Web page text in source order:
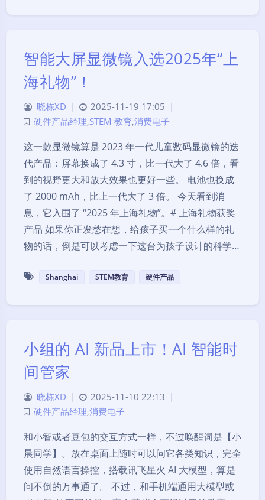
智能大屏显微镜入选2025年“上
海礼物”！
晓栋XD | 2025-11-19 17:05 |
硬件产品经理,STEM 教育,消费电子
这一款显微镜算是 2023 年一代儿童数码显微镜的迭
代产品：屏幕换成了 4.3 寸，比一代大了 4.6 倍，看
到的视野更大和放大效果也更好一些。 电池也换成
了 2000 mAh，比上一代大了 3 倍。 今天看到消
息，它入围了 “2025 年上海礼物”。# 上海礼物获奖
产品 如果你正发愁在想，给孩子买一个什么样的礼
物的话，倒是可以考虑一下这台为孩子设计的科学…
Shanghai STEM教育 硬件产品
小组的 AI 新品上市！AI 智能时
间管家
晓栋XD | 2025-11-10 22:13 |
硬件产品经理,消费电子
和小智或者豆包的交互方式一样，不过唤醒词是【小
晨同学】。放在桌面上随时可以问它各类知识，完全
使用自然语言操控，搭载讯飞星火 AI 大模型，算是
问不倒的万事通了。 不过，和手机端通用大模型或